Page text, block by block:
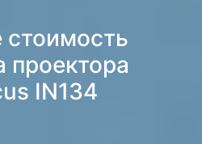
стоимость
проектора
IN134